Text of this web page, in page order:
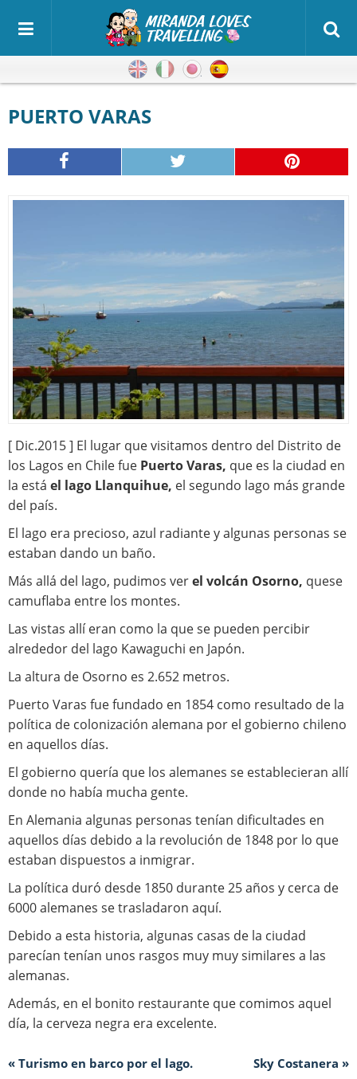
Inglés ItalianoJaponés
PUERTO VARAS
[ Dic.2015 ] El lugar que visitamos dentro del Distrito de
los Lagos en Chile fue Puerto Varas, que es la ciudad en
la está el lago Llanquihue, el segundo lago más grande
del país.
El lago era precioso, azul radiante y algunas personas se
estaban dando un baño.
Más allá del lago, pudimos verel volcán Osorno, quese
camuflaba entre los montes.
Las vistas allí eran como la que se pueden percibir
alrededor del lago Kawaguchi en Japón.
La altura de Osorno es 2.652 metros.
Puerto Varas fue fundado en 1854 como resultado de la
política de colonización alemana por el gobierno chileno
en aquellos días.
El gobierno quería que los alemanes se establecieran allí
donde no había mucha gente.
En Alemania algunas personas tenían dificultades en
aquellos días debido a la revolución de 1848 por lo que
estaban dispuestos a inmigrar.
La política duró desde 1850 durante 25 años y cerca de
6000 alemanes se trasladaron aquí.
Debido a esta historia, algunas casas de la ciudad
parecían tenían unos rasgos muy muy similares a las
alemanas.
Además, en el bonito restaurante que comimos aquel
día, la cerveza negra era excelente.
« Turismo en barco por el lago. Sky Costanera »